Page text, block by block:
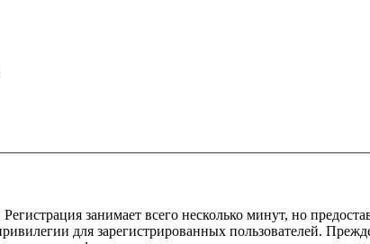
занимает всего несколько минут, но
для зарегистрированных пользователей.